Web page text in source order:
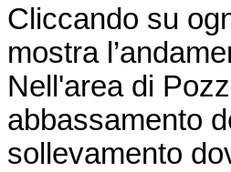
Cliccando su
mostra
Nell'area di
abbassamento
sollevamento